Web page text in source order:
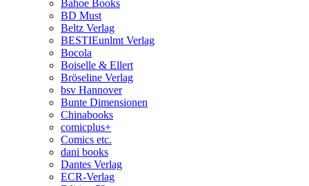
Bahoe Books
BD Must
Beltz Verlag
BESTIEunlmt Verlag
Bocola
Boiselle & Ellert
Bröseline Verlag
bsv Hannover
Bunte Dimensionen
Chinabooks
comicplus+
Comics etc.
dani books
Dantes Verlag
ECR-Verlag